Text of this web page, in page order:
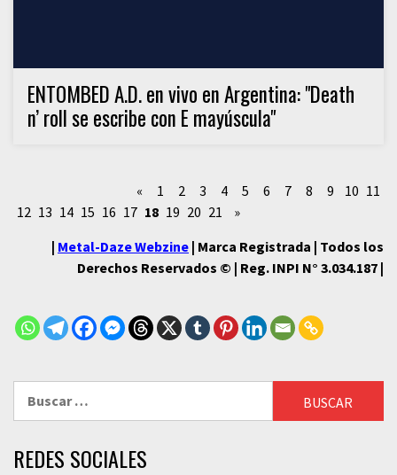
ENTOMBED A.D. en vivo en Argentina: "Death
n’ roll se escribe con E mayúscula"
« 1 2 3 4 5 6 7 8 9 10 11
12 13 14 15 16 17 18 19 20 21
»
| Metal-Daze Webzine | Marca Registrada | Todos los
Derechos Reservados © | Reg. INPI N° 3.034.187 |
REDES SOCIALES